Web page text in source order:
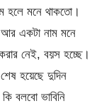
হলে মনে থাকতো।
একটা নাম মনে
নেই, বয়স হচ্ছে।
হয়েছে দুদিন
বলবো ভাবিনি